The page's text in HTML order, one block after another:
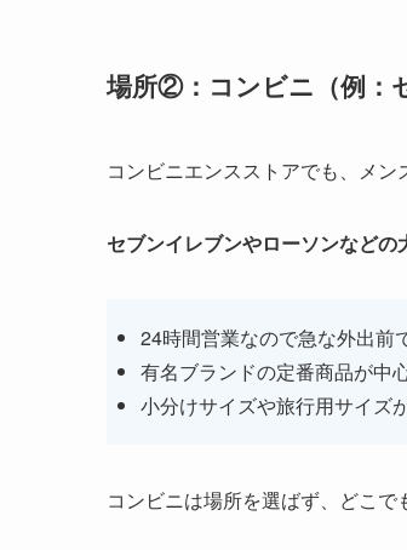
場所②：コンビニ（例：
コンビニエンスストアでも、メン
セブンイレブンやローソンなどの
24時間営業なので急な外出前
有名ブランドの定番商品が中
小分けサイズや旅行用サイズ
コンビニは場所を選ばず、どこで